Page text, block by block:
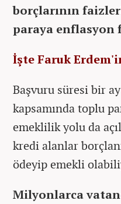
borçlarının
paraya enflasyon
İşte Faruk
Başvuru süresi bir
kapsamında toplu
emeklilik yolu da
kredi alanlar
ödeyip emekli
Milyonlarca